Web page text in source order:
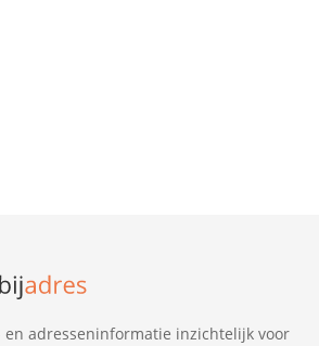
en adresseninformatie inzichtelijk voor